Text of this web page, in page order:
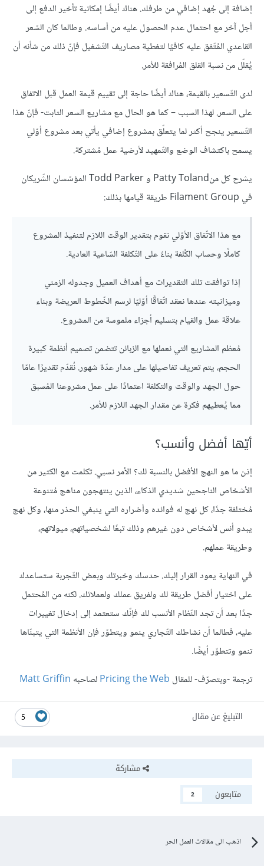
إضافة إلى جُهد إضافي من طرفك. هناك أيضًا إمكانية تأخير الدفع إلى
أجل آخر مع احتمال عدم الحصول عليه من أساسه. وطالما كان السّعر
القاعدي المُتّفق عليه كافيًا لتغطية مصاريف التّشغيل فإنّ ذلك من شأنه أن
يُقلّل من نسبة القلق المُرافقة للأمر.
لدى التّسعير بالقيمة، هناك أيضًا حاجة إلى تقييم قيمة العمل قبل الاتفاق
على السعر. لهذا السبب – كما هو الحال مع مشاريع السعر الثابت- فإنّ هذا
التّسعير ينجح أكثر لما يتعلّق بمشروع إضافي يأتي بعد مشروع أوّلي
يسمح باكتشاف الوضع والتّمهيد لأرضية عمل مُشتركة.
يشرح كل منPatty Toland و Todd Parker المؤسّسان الشّريكان
في Filament Group طريقة قيامها بذلك:
مع هذا الاتّفاق الأوّلي نقوم بتقدير الوقت اللازم لتنفيذ المشروع
كاملًا وحساب الكُلفة بناءً على التّكلفة السّاعية العادية.
إذا توافقت تلك التقديرات مع أهداف العميل وجدوله الزمني
وميزانيته عندها نعقد اتّفاقًا أوّليّا لرسم الخّطوط العريضة وبناء
علاقة عمل والقيام بتسليم أجزاء ملموسة من المشروع.
مُعظم المشاريع التي نعملها مع الزبائن تتضمن تصميم أنظمة كبيرة
الحجم، يتم تعريف تفاصيلها على مدار عدّة شهور. نُقدّم تقديرًا عامّا
حول الجهد والوقت والتكلفة اعتمادًا على عمل مشروعنا المُسبق
مما يُعطيهم فكرة عن مقدار الجهد اللازم للأمر.
أيّها أفضل وأنسب؟
إذن ما هو النهج الأفضل بالنسبة لك؟ الأمر نسبي. تكلمت مع الكثير من
الأشخاص الناجحين شديدي الذكاء، الذين ينتهجون مناهج مُتنوعة
مُختلفة جدًا، كل نهج له فوائده وأضراره التي ينبغي الحذر منها، وكل نهج
يبدو أنس لأشخاص دون غيرهم وذلك تبعًا لشخصياتهم، ميولاتهم،
وطريقة عملهم.
في النهاية يعود القرار إليك. حدسك وخبرتك وبعض التّجربة ستساعدك
على اختيار أفضل طريقة لك ولفريق عملك ولعملائك. لكنه من المُحتمل
جدًا بعد أن تجد النّظام الأنسب لك فإنّك ستعتمد إلى إدخال تغييرات
عليه، فطالما أن نشاطك التّجاري ينمو ويتطوّر فإن الأنظمة التي يتبنّاها
تنمو وتتطوّر أيضًا.
ترجمة -وبتصرّف- للمقال Pricing the Webلصاحبه Matt Griffin
5 التبليغ عن مقال
مشاركة
متابعون
2
اذهب الى مقالات العمل الحر